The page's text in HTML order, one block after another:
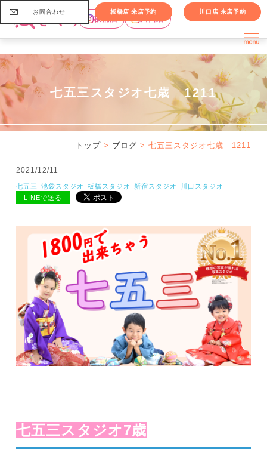
板橋店
お問合わせ 板橋店 来店予約 川口店 来店予約
七五三スタジオ七歳 1211
トップ > ブログ > 七五三スタジオ七歳 1211
2021/12/11
七五三 池袋スタジオ 板橋スタジオ 新宿スタジオ
川口スタジオ
LINEで送る
七五三スタジオ7歳